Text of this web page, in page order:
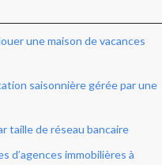
une maison de vacances
saisonnière gérée par une
taille de réseau bancaire
d’agences immobilières à